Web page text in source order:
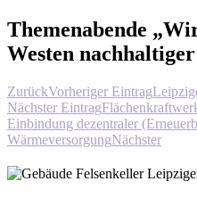
Themenabende
Westen
ZurückVorheriger Eintrag
Nächster Eintrag
Einbindung dezentraler
WärmeversorgungNächster